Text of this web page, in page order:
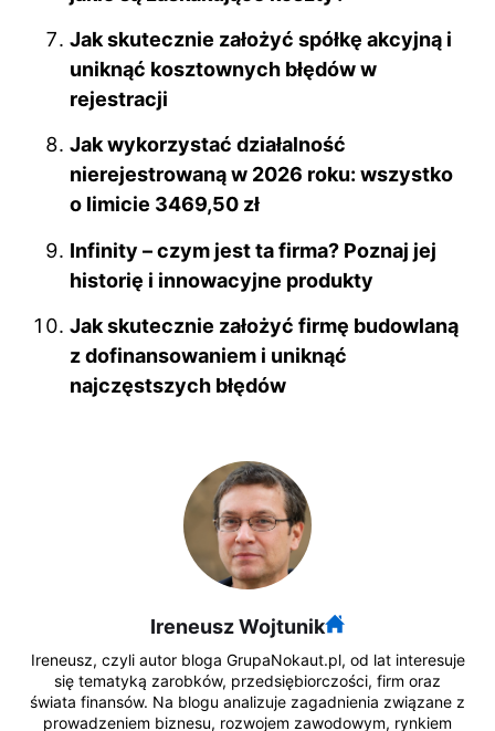
Jak skutecznie założyć spółkę akcyjną i
uniknąć kosztownych błędów w
rejestracji
Jak wykorzystać działalność
nierejestrowaną w 2026 roku: wszystko
o limicie 3469,50 zł
Infinity – czym jest ta firma? Poznaj jej
historię i innowacyjne produkty
Jak skutecznie założyć firmę budowlaną
z dofinansowaniem i uniknąć
najczęstszych błędów
Ireneusz Wojtunik
Ireneusz, czyli autor bloga GrupaNokaut.pl, od lat interesuje
się tematyką zarobków, przedsiębiorczości, firm oraz
świata finansów. Na blogu analizuje zagadnienia związane z
prowadzeniem biznesu, rozwojem zawodowym, rynkiem